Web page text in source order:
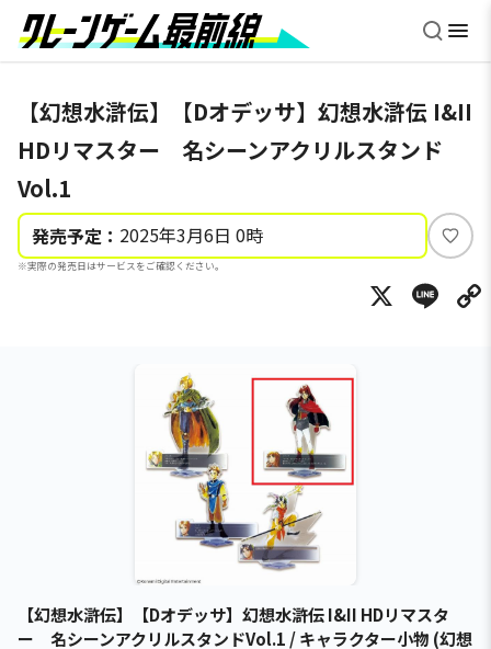
【幻想水滸伝】【Dオデッサ】幻想水滸伝 I&II
HDリマスター 名シーンアクリルスタンド
Vol.1
発売予定： 2025年3月6日 0時
※実際の発売日はサービスをご確認ください。
い
ね
X
【幻想水滸伝】【Dオデッサ】幻想水滸伝 I&II HDリマスタ
ー 名シーンアクリルスタンドVol.1 / キャラクター小物 (幻想